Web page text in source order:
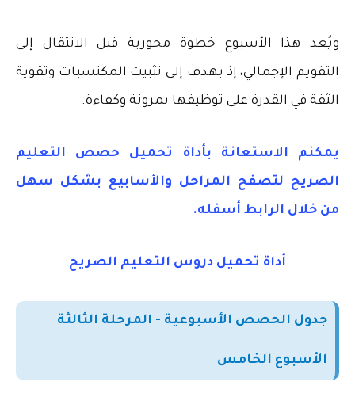
ويُعد هذا الأسبوع خطوة محورية قبل الانتقال إلى
التقويم الإجمالي، إذ يهدف إلى تثبيت المكتسبات وتقوية
الثقة في القدرة على توظيفها بمرونة وكفاءة.
يمكنم الاستعانة بأداة تحميل حصص التعليم
الصريح لتصفح المراحل والأسابيع بشكل سهل
من خلال الرابط أسفله.
أداة تحميل دروس التعليم الصريح
جدول الحصص الأسبوعية - المرحلة الثالثة
الأسبوع الخامس